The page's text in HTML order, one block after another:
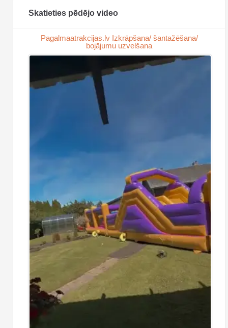
Skatieties pēdējo video
Pagalmaatrakcijas.lv Izkrāpšana/ šantažēšana/
bojājumu uzvelšana